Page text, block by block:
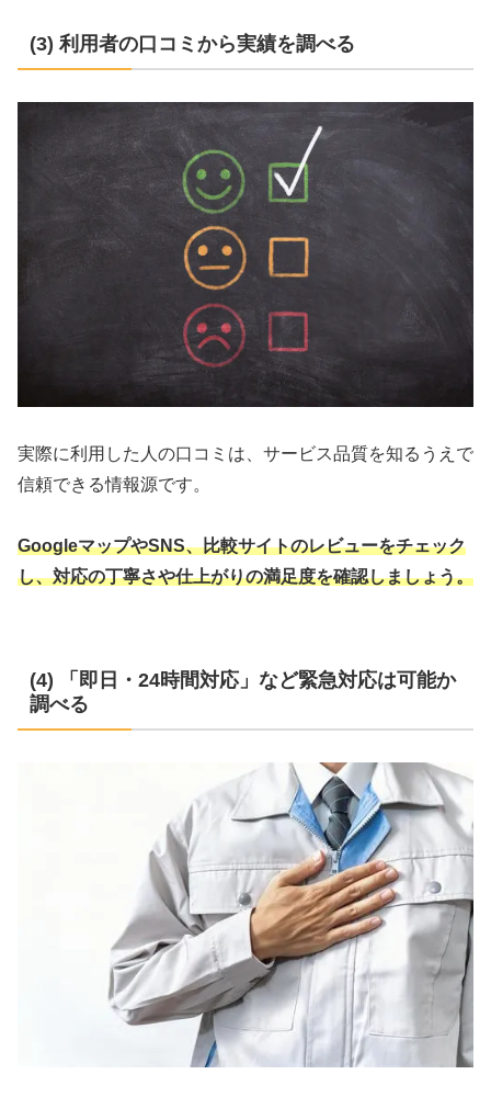
(3) 利用者の口コミから実績を調べる
実際に利用した人の口コミは、サービス品質を知るうえで
信頼できる情報源です。
GoogleマップやSNS、比較サイトのレビューをチェック
し、対応の丁寧さや仕上がりの満足度を確認しましょう。
(4) 「即日・24時間対応」など緊急対応は可能か
調べる